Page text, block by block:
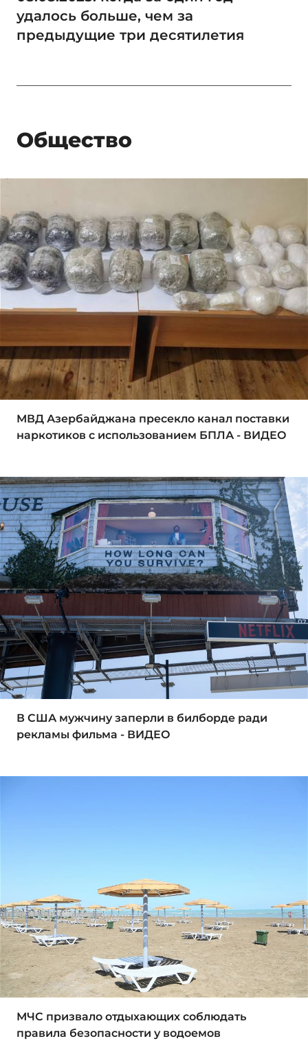
удалось больше, чем за
предыдущие три десятилетия
Общество
МВД Азербайджана пресекло канал поставки
наркотиков с использованием БПЛА - ВИДЕО
В США мужчину заперли в билборде ради
рекламы фильма - ВИДЕО
МЧС призвало отдыхающих соблюдать
правила безопасности у водоемов